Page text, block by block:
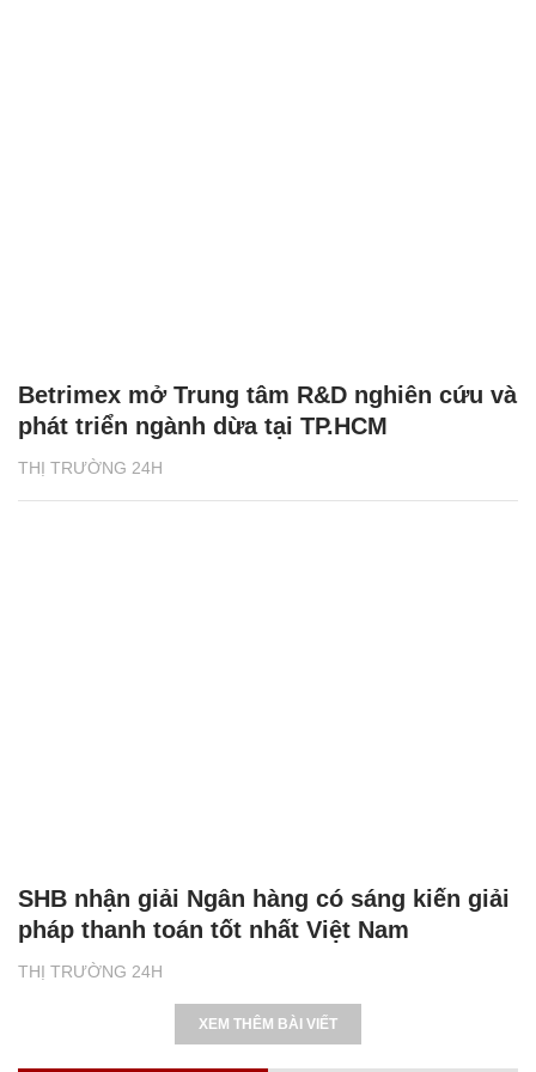
THỊ TRƯỜNG 24H
Betrimex mở Trung tâm R&D nghiên cứu và
phát triển ngành dừa tại TP.HCM
THỊ TRƯỜNG 24H
SHB nhận giải Ngân hàng có sáng kiến giải
pháp thanh toán tốt nhất Việt Nam
XEM THÊM BÀI VIẾT